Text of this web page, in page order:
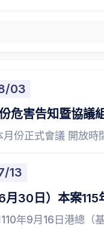
03
危害告知暨協議
月份正式會議 開放
13
6月30日）本案
年9月16日港總（